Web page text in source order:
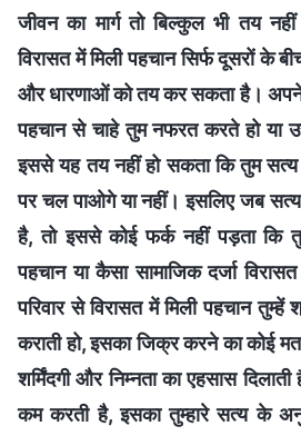
जीवन का मार्ग तो बिल्कुल भी तय
विरासत में मिली पहचान सिर्फ दूसरों के
और धारणाओं को तय कर सकता है। अपने
पहचान से चाहे तुम नफरत करते हो या
इससे यह तय नहीं हो सकता कि तुम
पर चल पाओगे या नहीं। इसलिए जब
है, तो इससे कोई फर्क नहीं पड़ता कि
पहचान या कैसा सामाजिक दर्जा
परिवार से विरासत में मिली पहचान
कराती हो, इसका जिक्र करने का कोई
शर्मिंदगी और निम्नता का एहसास
कम करती है, इसका तुम्हारे सत्य के